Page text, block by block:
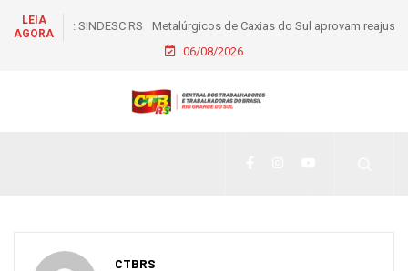
LEIA
AGORA
Metalúrgicos de Caxias do Sul aprovam reajuste salarial de
6% e piso de R$ 2,5 mil
06/08/2026
CTBRS